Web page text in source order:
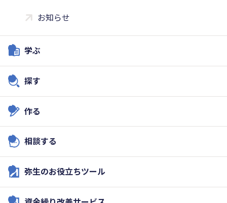
お知らせ
学ぶ
探す
作る
相談する
弥生のお役立ちツール